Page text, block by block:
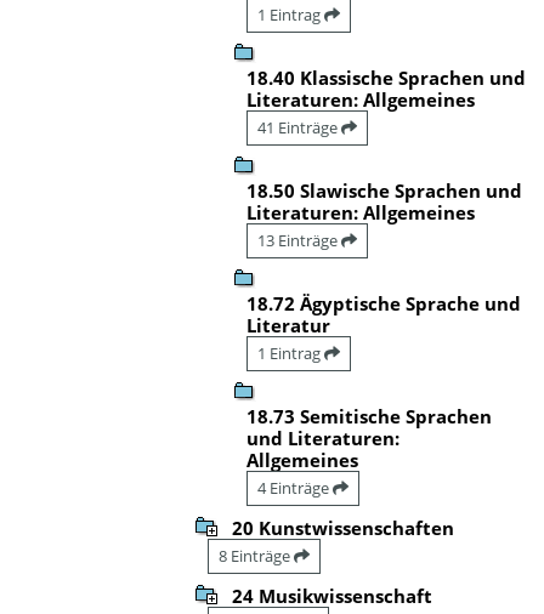
1 Eintrag
18.40 Klassische Sprachen und
Literaturen: Allgemeines
41 Einträge
18.50 Slawische Sprachen und
Literaturen: Allgemeines
13 Einträge
18.72 Ägyptische Sprache und
Literatur
1 Eintrag
18.73 Semitische Sprachen
und Literaturen:
Allgemeines
4 Einträge
20 Kunstwissenschaften
8 Einträge
24 Musikwissenschaft